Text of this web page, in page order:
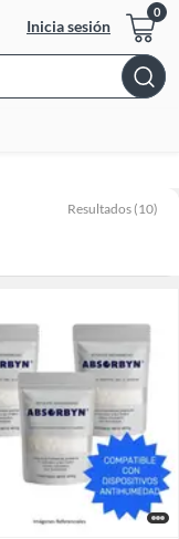
Inicia sesión
Resultados (10)